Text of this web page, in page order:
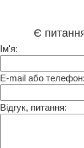
Є
Ім'я:
E-mail або телефон:
Відгук, питання: